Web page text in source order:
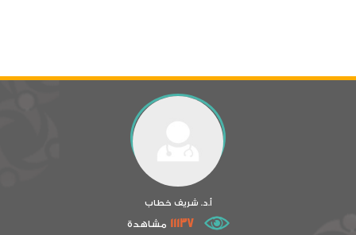
أ.د. شريف خطاب
11137 مشاهدة